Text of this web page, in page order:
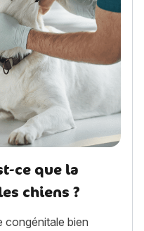
ce que la
chiens ?
congénitale bien